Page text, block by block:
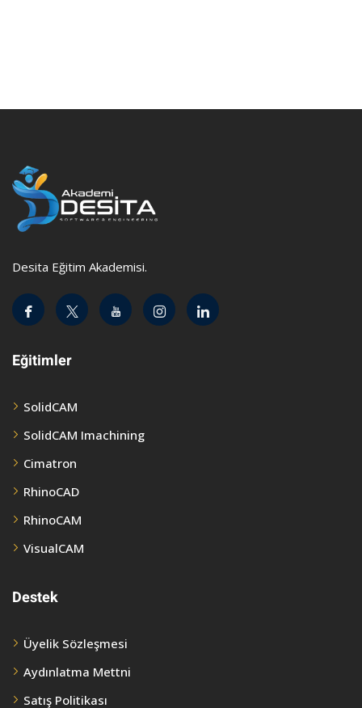
Desita Eğitim Akademisi.
Eğitimler
SolidCAM
SolidCAM Imachining
Cimatron
RhinoCAD
RhinoCAM
VisualCAM
Destek
Üyelik Sözleşmesi
Aydınlatma Mettni
Satış Politikası